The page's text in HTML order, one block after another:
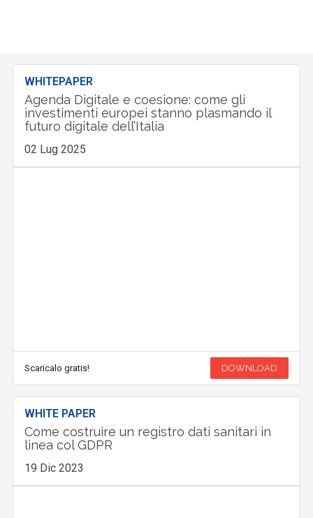
WHITEPAPER
Agenda Digitale e coesione: come gli
investimenti europei stanno plasmando il
futuro digitale dell’Italia
02 Lug 2025
Scaricalo gratis! DOWNLOAD
WHITE PAPER
Come costruire un registro dati sanitari in
linea col GDPR
19 Dic 2023